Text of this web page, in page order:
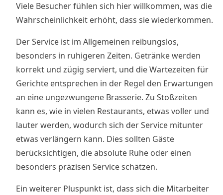
Viele Besucher fühlen sich hier willkommen, was die
Wahrscheinlichkeit erhöht, dass sie wiederkommen.
Der Service ist im Allgemeinen reibungslos,
besonders in ruhigeren Zeiten. Getränke werden
korrekt und zügig serviert, und die Wartezeiten für
Gerichte entsprechen in der Regel den Erwartungen
an eine ungezwungene Brasserie. Zu Stoßzeiten
kann es, wie in vielen Restaurants, etwas voller und
lauter werden, wodurch sich der Service mitunter
etwas verlängern kann. Dies sollten Gäste
berücksichtigen, die absolute Ruhe oder einen
besonders präzisen Service schätzen.
Ein weiterer Pluspunkt ist, dass sich die Mitarbeiter